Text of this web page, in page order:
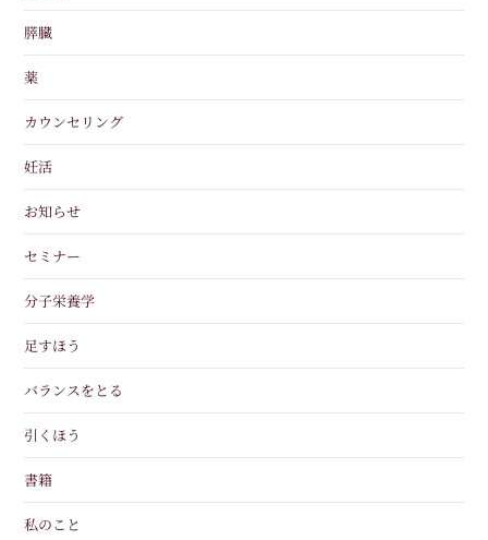
膵臓
薬
カウンセリング
妊活
お知らせ
セミナー
分子栄養学
足すほう
バランスをとる
引くほう
書籍
私のこと